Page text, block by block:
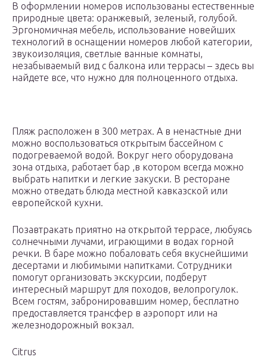
В оформлении номеров использованы естественные
природные цвета: оранжевый, зеленый, голубой.
Эргономичная мебель, использование новейших
технологий в оснащении номеров любой категории,
звукоизоляция, светлые ванные комнаты,
незабываемый вид с балкона или террасы – здесь вы
найдете все, что нужно для полноценного отдыха.
Пляж расположен в 300 метрах. А в ненастные дни
можно воспользоваться открытым бассейном с
подогреваемой водой. Вокруг него оборудована
зона отдыха, работает бар ,в котором всегда можно
выбрать напитки и легкие закуски. В ресторане
можно отведать блюда местной кавказской или
европейской кухни.
Позавтракать приятно на открытой террасе, любуясь
солнечными лучами, играющими в водах горной
речки. В баре можно побаловать себя вкуснейшими
десертами и любимыми напитками. Сотрудники
помогут организовать экскурсии, подберут
интересный маршрут для походов, велопрогулок.
Всем гостям, забронировавшим номер, бесплатно
предоставляется трансфер в аэропорт или на
железнодорожный вокзал.
Citrus